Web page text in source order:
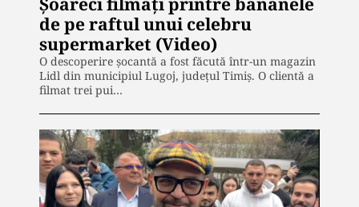
de pe raftul unui celebru
supermarket (Video)
O descoperire șocantă a fost făcută într-un magazin
Lidl din municipiul Lugoj, județul Timiș. O clientă a
filmat trei pui…